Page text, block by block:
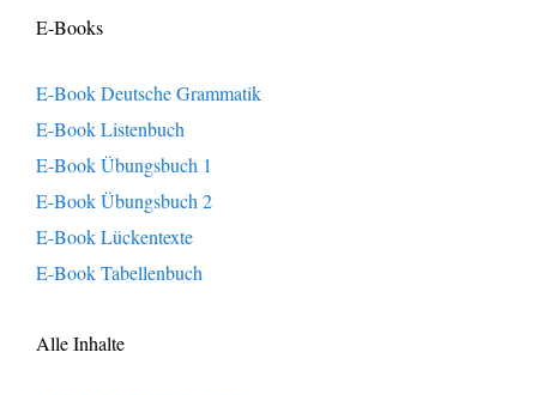
E-Books
E-Book Deutsche Grammatik
E-Book Listenbuch
E-Book Übungsbuch 1
E-Book Übungsbuch 2
E-Book Lückentexte
E-Book Tabellenbuch
Alle Inhalte